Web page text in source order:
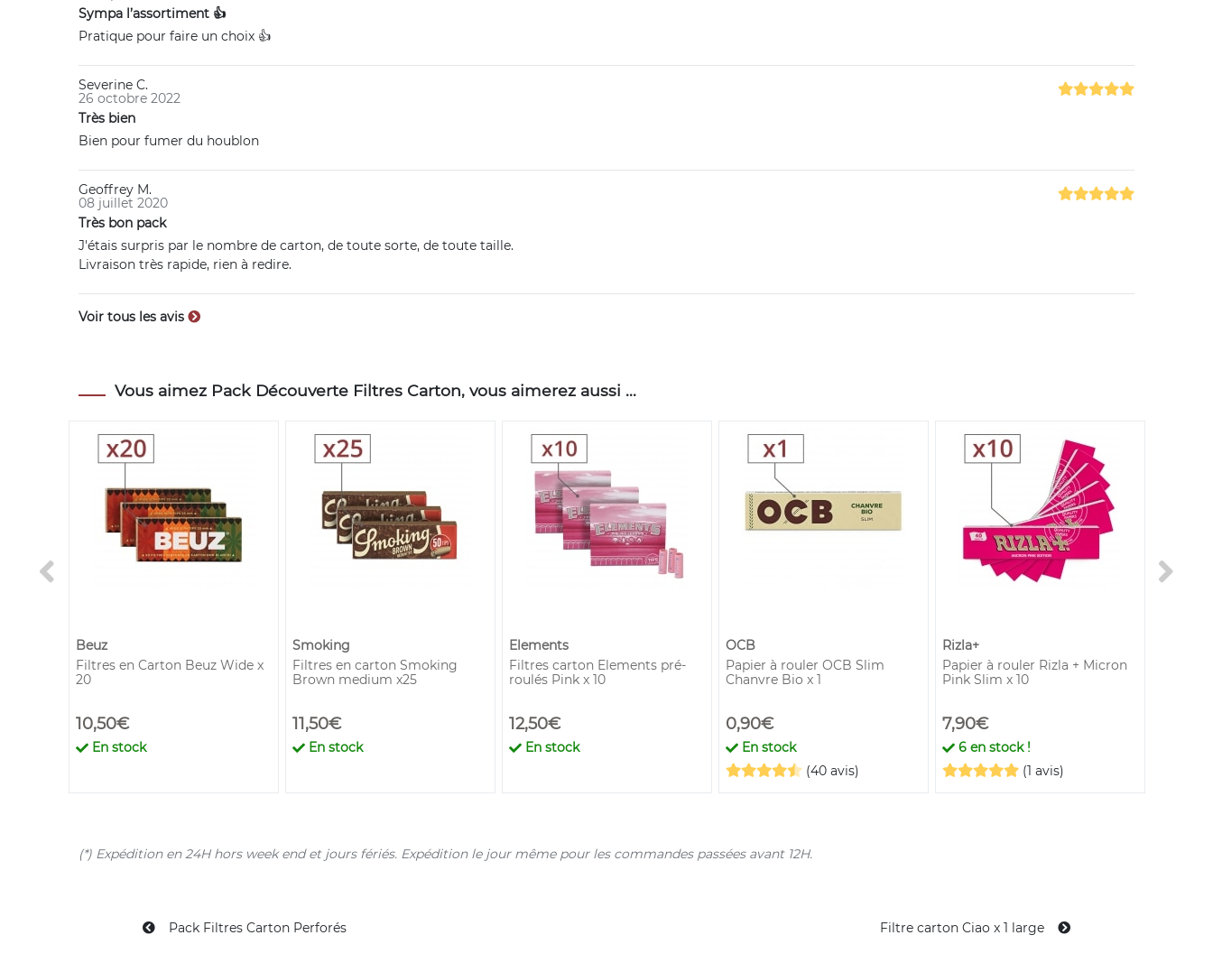
Sympa l’assortiment 👍
Pratique pour faire un choix 👍
Severine C.
26 octobre 2022
Très bien
Bien pour fumer du houblon
Geoffrey M.
08 juillet 2020
Très bon pack
J'étais surpris par le nombre de carton, de toute sorte, de toute taille.
Livraison très rapide, rien à redire.
Voir tous les avis
Vous aimez Pack Découverte Filtres Carton, vous aimerez aussi ...
Beuz
Filtres en Carton Beuz Wide x
20
10,50€
En stock
Smoking
Filtres en carton Smoking
Brown medium x25
11,50€
En stock
Elements
Filtres carton Elements pré-
roulés Pink x 10
12,50€
En stock
OCB
Papier à rouler OCB Slim
Chanvre Bio x 1
0,90€
En stock
(40 avis)
Rizla+
Papier à rouler Rizla + Micron
Pink Slim x 10
7,90€
6en stock !
(1 avis)
(*) Expédition en 24H hors week end et jours fériés. Expédition le jour même pour les commandes passées avant 12H.
Pack Filtres Carton Perforés Filtre carton Ciao x 1 large